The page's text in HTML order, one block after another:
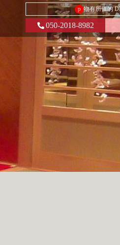
p 物有所值的
050-2018-8982